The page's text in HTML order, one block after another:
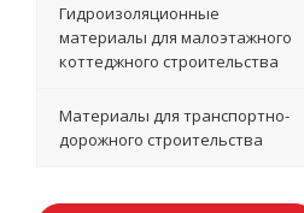
Гидроизоляционные
материалы для малоэтажного
коттеджного строительства
Материалы для транспортно-
дорожного строительства